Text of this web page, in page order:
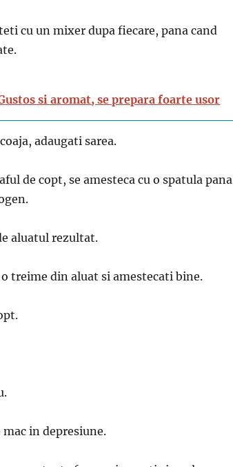
cu un mixer dupa fiecare, pana cand
si aromat, se prepara foarte usor
adaugati sarea.
de copt, se amesteca cu o spatula pana
aluatul rezultat.
treime din aluat si amestecati bine.
in depresiune.